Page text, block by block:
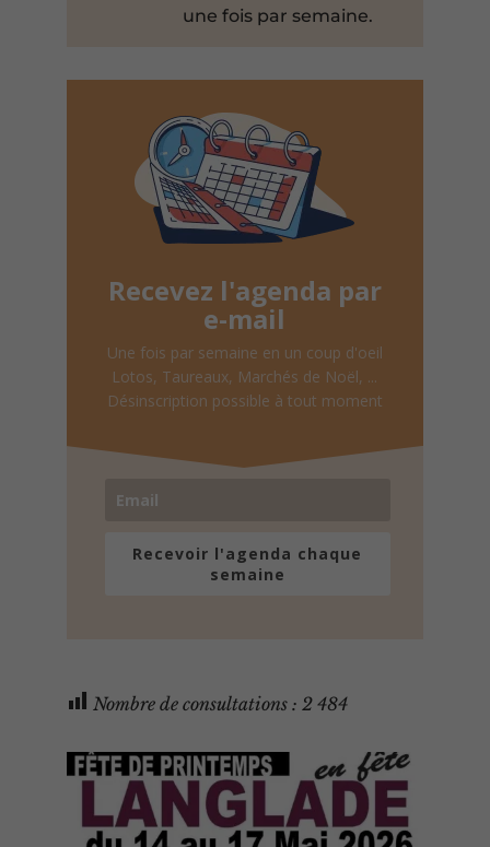
une fois par semaine.
Recevez l'agenda par
e-mail
Une fois par semaine en un coup d'oeil
Lotos, Taureaux, Marchés de Noël, ...
Désinscription possible à tout moment
Recevoir l'agenda chaque
semaine
Nombre de consultations : 2 484